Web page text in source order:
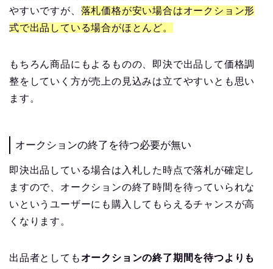
やすいですが、 落札価格が安い場合はオークション形
式で出品している場合がほとんど。
もちろん商品にもよるものの、即決で出品して価格調
整をしていく方が売上の見込みは立てやすいとも思い
ます。
オークションの終了を待つ必要が無い
即決出品している場合は入札した時点で落札が確定し
ますので、オークションの終了時間を待っていられな
いというユーザーにも購入してもらえるチャンスが高
くなります。
出品者としても オークションの終了期間を待つよりも